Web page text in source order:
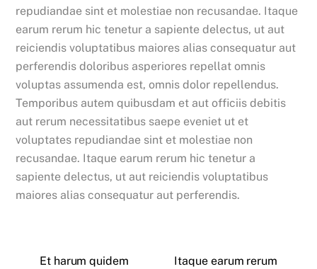
repudiandae sint et molestiae non recusandae. Itaque
earum rerum hic tenetur a sapiente delectus, ut aut
reiciendis voluptatibus maiores alias consequatur aut
perferendis doloribus asperiores repellat omnis
voluptas assumenda est, omnis dolor repellendus.
Temporibus autem quibusdam et aut officiis debitis
aut rerum necessitatibus saepe eveniet ut et
voluptates repudiandae sint et molestiae non
recusandae. Itaque earum rerum hic tenetur a
sapiente delectus, ut aut reiciendis voluptatibus
maiores alias consequatur aut perferendis.
Et harum quidem Itaque earum rerum